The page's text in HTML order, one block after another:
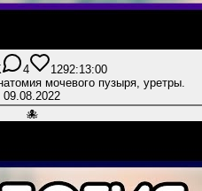
4 1292:13:00
мочевого пузыря, уретры.
09.08.2022
🐙